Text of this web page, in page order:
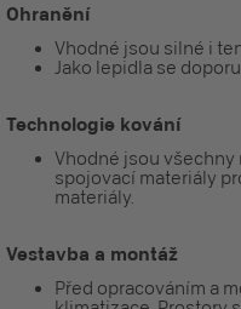
Ohranění
Vhodné jsou silné i
Jako lepidla se
Technologie kování
Vhodné jsou
spojovací materiály
materiály.
Vestavba a montáž
Před opracováním a